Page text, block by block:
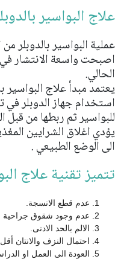
علاج البواسير
عملية البواسير بالدوبلر
اصبحت واسعة الانتشار
الحالي.
استخدام جهاز الدوبلر في
للبواسير ثم ربطها من قبل
يؤدي اغلاق الشرايين
الى الوضع الطبيعي .
تتميز تقنية علاج
عدم قطع الانسجة.
عدم وجود شقوق جراحية .
الالم بالحد الادنى.
احتمال النزف والانتان
العودة الى العمل او